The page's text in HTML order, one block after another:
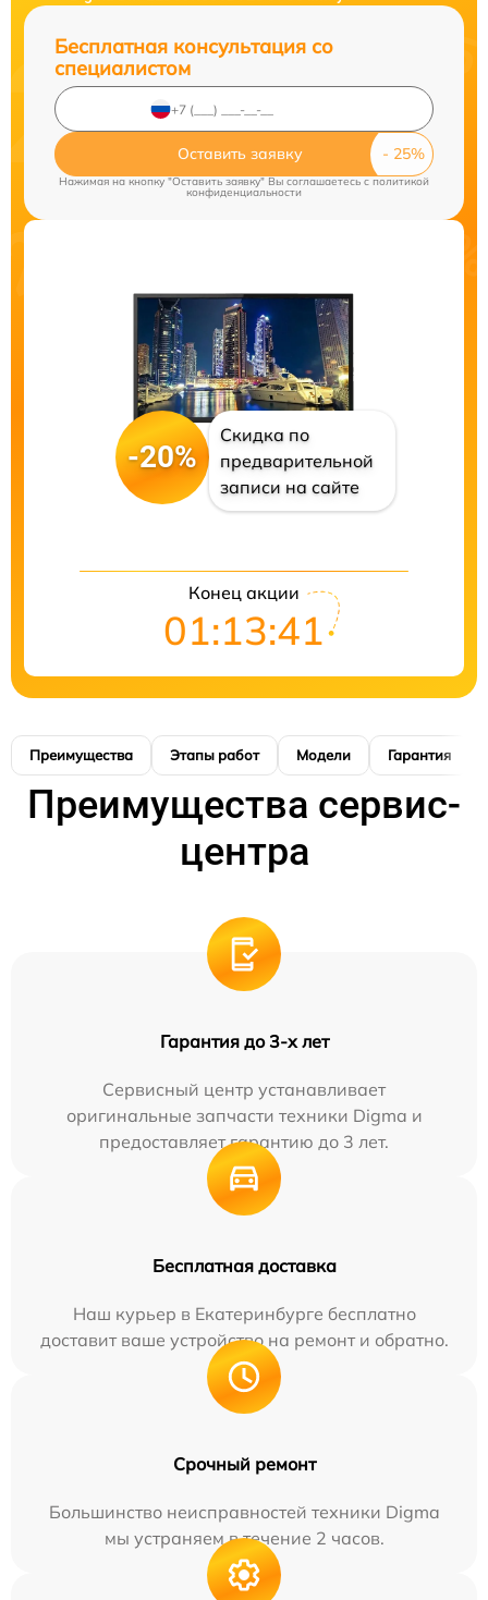
Бесплатная консультация со
специалистом
Оставить заявку
Нажимая на кнопку "Оставить заявку" Вы соглашаетесь c политикой
конфиденциальности
-20%
Скидка по
предварительной
записи на сайте
Конец акции
01:13:41
Преимущества Этапы работ Модели Гарантия
Преимущества сервис-
центра
Гарантия до 3-х лет
Сервисный центр устанавливает
оригинальные запчасти техники Digma и
предоставляет гарантию до 3 лет.
Бесплатная доставка
Наш курьер в Екатеринбурге бесплатно
доставит ваше устройство на ремонт и обратно.
Срочный ремонт
Большинство неисправностей техники Digma
мы устраняем в течение 2 часов.